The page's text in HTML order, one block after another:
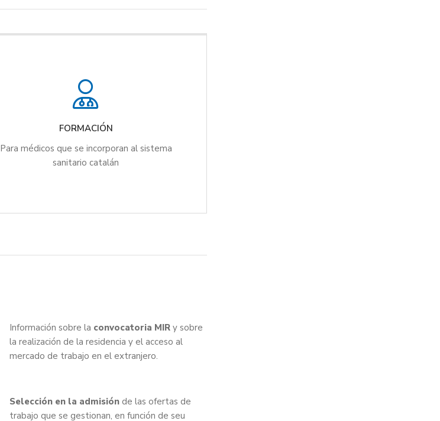
FORMACIÓN
Para médicos que se incorporan al sistema
sanitario catalán
Información sobre la convocatoria MIRy sobre
la realización de la residencia y el acceso al
mercado de trabajo en el extranjero.
Selección en la admisiónde las ofertas de
trabajo que se gestionan, en función de seu